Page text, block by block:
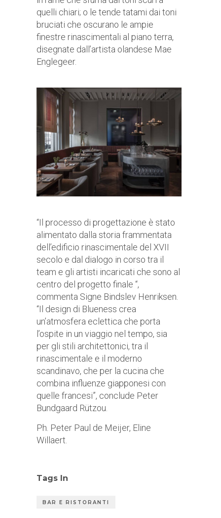
quelli chiari; o le tende tatami dai toni
bruciati che oscurano le ampie
finestre rinascimentali al piano terra,
disegnate dall’artista olandese Mae
Englegeer.
“Il processo di progettazione è stato
alimentato dalla storia frammentata
dell’edificio rinascimentale del XVII
secolo e dal dialogo in corso tra il
team e gli artisti incaricati che sono al
centro del progetto finale “,
commenta Signe Bindslev Henriksen.
“Il design di Blueness crea
un’atmosfera eclettica che porta
l’ospite in un viaggio nel tempo, sia
per gli stili architettonici, tra il
rinascimentale e il moderno
scandinavo, che per la cucina che
combina influenze giapponesi con
quelle francesi”, conclude Peter
Bundgaard Rützou.
Ph. Peter Paul de Meijer, Eline
Willaert.
Tags In
BAR E RISTORANTI